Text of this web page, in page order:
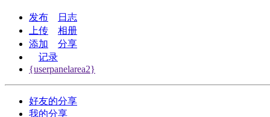
发布
日志
上传
相册
添加
分享
记录
{userpanelarea2}
好友的分享
我的分享